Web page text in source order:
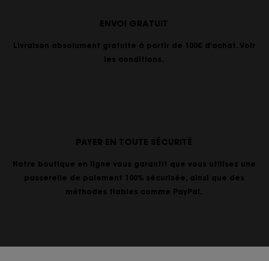
ENVOI GRATUIT
Livraison absolument gratuite à partir de 100€ d'achat. Voir
les conditions.
PAYER EN TOUTE SÉCURITÉ
Notre boutique en ligne vous garantit que vous utilisez une
passerelle de paiement 100% sécurisée, ainsi que des
méthodes fiables comme PayPal.